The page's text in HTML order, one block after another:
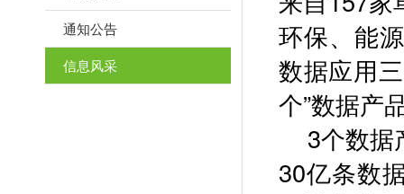
通知公告
信息风采
环保、能
数据应用
个”数据产
3个数据
30亿条数